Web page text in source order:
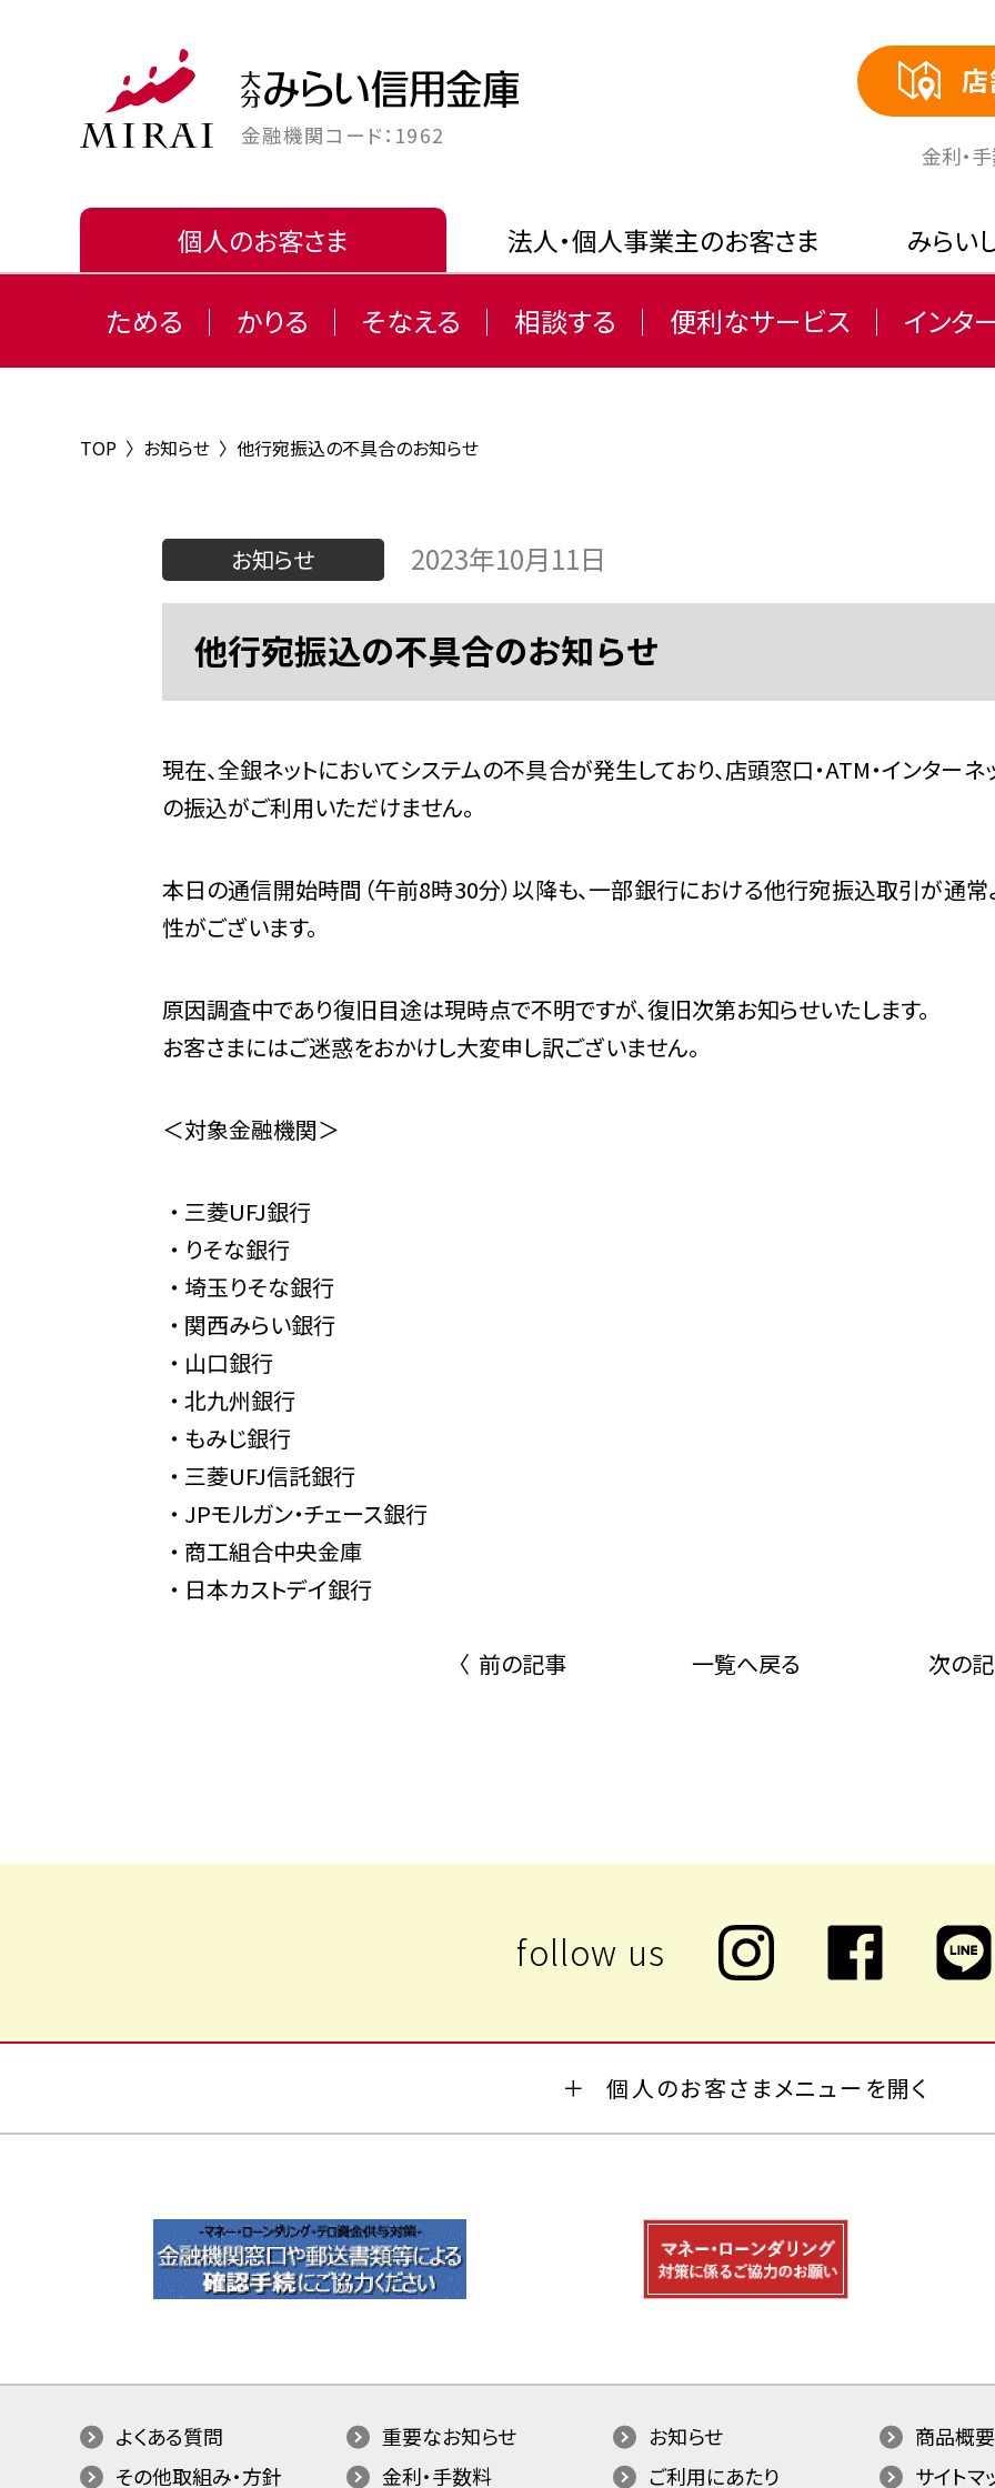
金融機関コード：1962
個人のお客さま
ためる かりる そなえる 相談する 便利なサービス インタ
法人・個人事業主のお客さま みらい
⾦利・
TOP 〉 お知らせ 〉 他行宛振込の不具合のお知らせ
お知らせ 2023年10月11日
他行宛振込の不具合のお知らせ
現在、全銀ネットにおいてシステムの不具合が発生しており、店頭窓口・ATM・インター
の振込がご利用いただけません。
本日の通信開始時間（午前8時30分）以降も、一部銀行における他行宛振込取引が通
性がございます。
原因調査中であり復旧目途は現時点で不明ですが、復旧次第お知らせいたします。
お客さまにはご迷惑をおかけし大変申し訳ございません。
＜対象金融機関＞
三菱UFJ銀行
りそな銀行
埼玉りそな銀行
関西みらい銀行
山口銀行
北九州銀行
もみじ銀行
三菱UFJ信託銀行
JPモルガン・チェース銀行
商工組合中央金庫
日本カストデイ銀行
〈 前の記事 一覧へ戻る 次の記
個人のお客さまメニューを開く
よくある質問 重要なお知らせ お知らせ
商品概
その他取組み・方針
金利・手数料 ご利用にあたり サイトマ